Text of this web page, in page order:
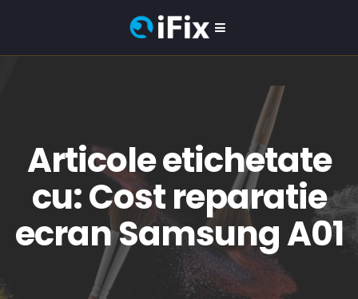
Articole etichetate
cu: Cost reparatie
ecran Samsung A01